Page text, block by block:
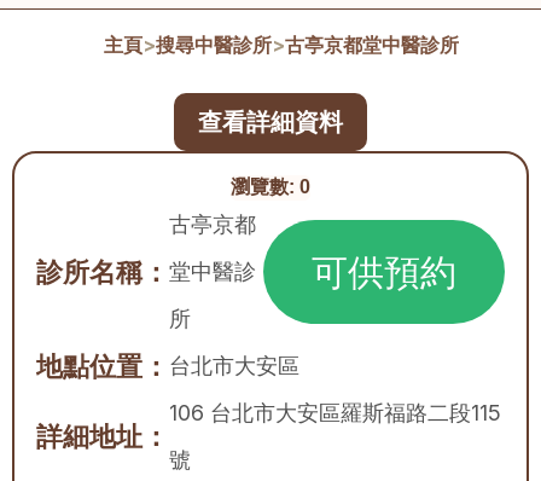
主頁>搜尋中醫診所>古亭京都堂中醫診所
瀏覽數: 0
診所名稱：
古亭京都
堂中醫診
所
可供預約
地點位置： 台北市大安區
詳細地址：
106 台北市大安區羅斯福路二段115
號
查看詳細資料